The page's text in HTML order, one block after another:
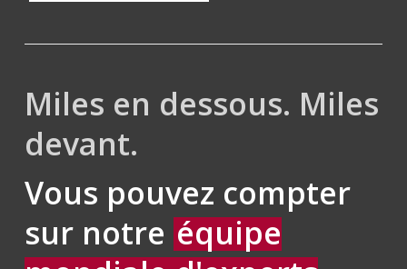
Miles en dessous. Miles
devant.
Vous pouvez compter
sur notre équipe